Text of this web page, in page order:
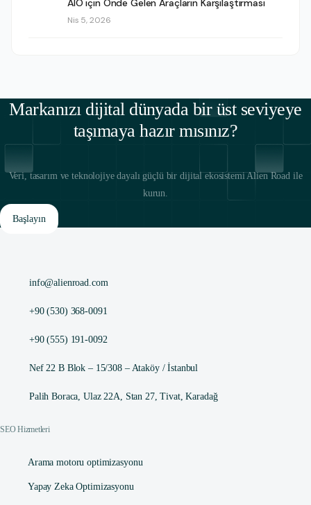
AIO için Önde Gelen Araçların Karşılaştırması
Nis 5, 2026
Markanızı dijital dünyada bir üst seviyeye
taşımaya hazır mısınız?
Veri, tasarım ve teknolojiye dayalı güçlü bir dijital ekosistemi Alien Road ile
kurun.
Başlayın
info@alienroad.com
+90 (530) 368-0091
+90 (555) 191-0092
Nef 22 B Blok – 15/308 – Ataköy / İstanbul
Palih Boraca, Ulaz 22A, Stan 27, Tivat, Karadağ
SEO Hizmetleri
Arama motoru optimizasyonu
Yapay Zeka Optimizasyonu